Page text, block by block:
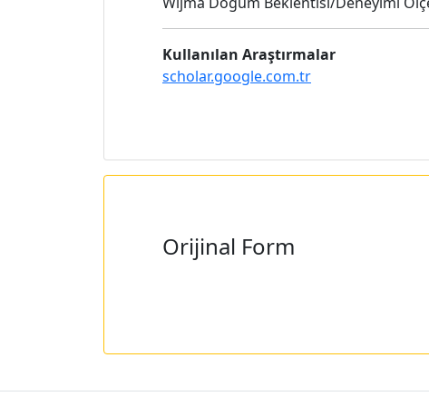
Kullanılan Araştırmalar
scholar.google.com.tr
Orijinal Form